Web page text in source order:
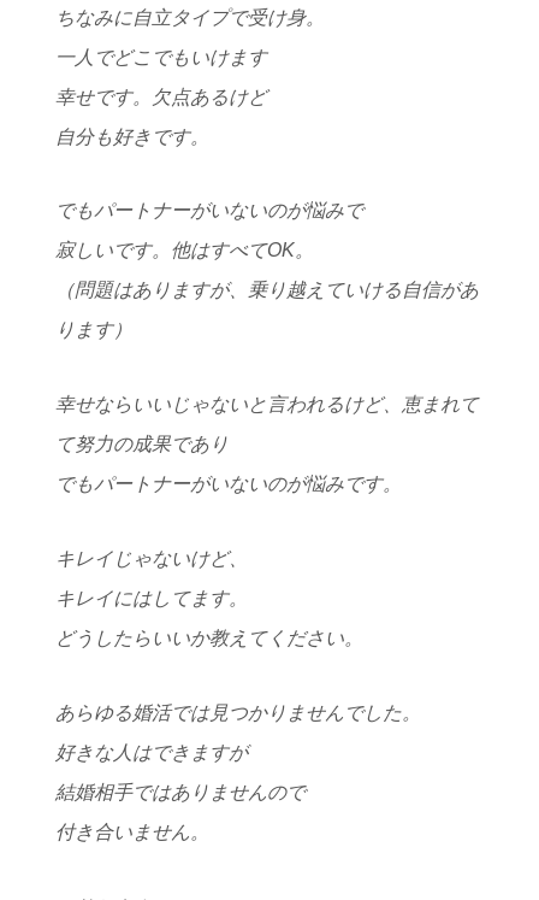
ちなみに自立タイプで受け身。
一人でどこでもいけます
幸せです。欠点あるけど
自分も好きです。
でもパートナーがいないのが悩みで
寂しいです。他はすべてOK。
（問題はありますが、乗り越えていける自信があ
ります）
幸せならいいじゃないと言われるけど、恵まれて
て努力の成果であり
でもパートナーがいないのが悩みです。
キレイじゃないけど、
キレイにはしてます。
どうしたらいいか教えてください。
あらゆる婚活では見つかりませんでした。
好きな人はできますが
結婚相手ではありませんので
付き合いません。